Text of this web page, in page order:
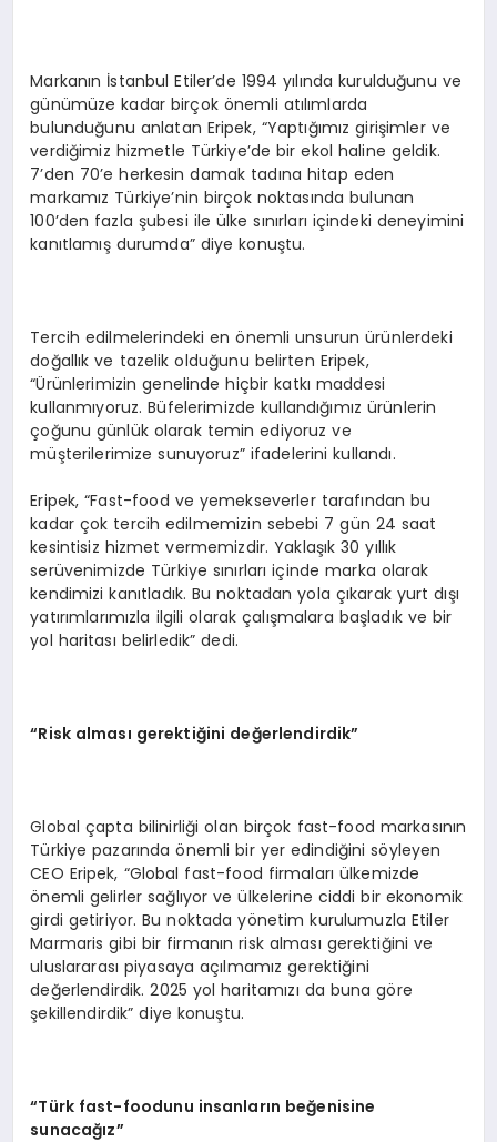
Markanın İstanbul Etiler’de 1994 yılında kurulduğunu ve
günümüze kadar birçok önemli atılımlarda
bulunduğunu anlatan Eripek, “Yaptığımız girişimler ve
verdiğimiz hizmetle Türkiye’de bir ekol haline geldik.
7’den 70’e herkesin damak tadına hitap eden
markamız Türkiye’nin birçok noktasında bulunan
100’den fazla şubesi ile ülke sınırları içindeki deneyimini
kanıtlamış durumda” diye konuştu.
Tercih edilmelerindeki en önemli unsurun ürünlerdeki
doğallık ve tazelik olduğunu belirten Eripek,
“Ürünlerimizin genelinde hiçbir katkı maddesi
kullanmıyoruz. Büfelerimizde kullandığımız ürünlerin
çoğunu günlük olarak temin ediyoruz ve
müşterilerimize sunuyoruz” ifadelerini kullandı.
Eripek, “Fast-food ve yemekseverler tarafından bu
kadar çok tercih edilmemizin sebebi 7 gün 24 saat
kesintisiz hizmet vermemizdir. Yaklaşık 30 yıllık
serüvenimizde Türkiye sınırları içinde marka olarak
kendimizi kanıtladık. Bu noktadan yola çıkarak yurt dışı
yatırımlarımızla ilgili olarak çalışmalara başladık ve bir
yol haritası belirledik” dedi.
“Risk alması gerektiğini değerlendirdik”
Global çapta bilinirliği olan birçok fast-food markasının
Türkiye pazarında önemli bir yer edindiğini söyleyen
CEO Eripek, “Global fast-food firmaları ülkemizde
önemli gelirler sağlıyor ve ülkelerine ciddi bir ekonomik
girdi getiriyor. Bu noktada yönetim kurulumuzla Etiler
Marmaris gibi bir firmanın risk alması gerektiğini ve
uluslararası piyasaya açılmamız gerektiğini
değerlendirdik. 2025 yol haritamızı da buna göre
şekillendirdik” diye konuştu.
“Türk fast-foodunu insanların beğenisine
sunacağız”